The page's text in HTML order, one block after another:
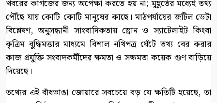
খবরের কাগজের জন্য অপেক্ষা করতে হয় না; মুহূর্তের মধ্যেই তথ্য
পৌঁছে যায় কোটি কোটি মানুষের কাছে। মাঠপর্যায়ের জটিল ডেটা
বিশ্লেষণ, অনুসন্ধানী সাংবাদিকতায় ড্রোন ও স্যাটেলাইট কিংবা
কৃত্রিম বুদ্ধিমত্তার মাধ্যমে বিশাল নথিপত্র ঘেঁটে তথ্য বের করার
কাজ প্রযুক্তি সংবাদকর্মীদের ক্ষমতা ও সক্ষমতা কয়েক গুণ বাড়িয়ে
দিয়েছে।
তথ্যের এই বাঁধভাঙা জোয়ারে সবচেয়ে বড় যে ক্ষতিটি হয়েছে, তা